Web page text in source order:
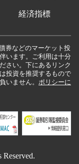
経済指標
券などのマーケット投
います。ご利用は十分
さい。下にあるリンク
投資を推奨するもので
いません。 ポリシーに